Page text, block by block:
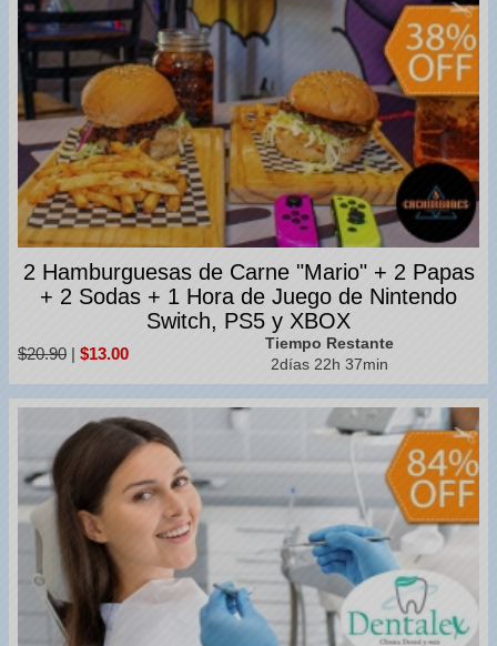
2 Hamburguesas de Carne "Mario" + 2 Papas
+ 2 Sodas + 1 Hora de Juego de Nintendo
Switch, PS5 y XBOX
$20.90 | $13.00
Tiempo Restante
2días 22h 37min